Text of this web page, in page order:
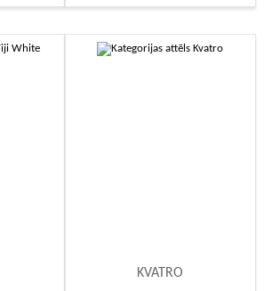
KVATRO